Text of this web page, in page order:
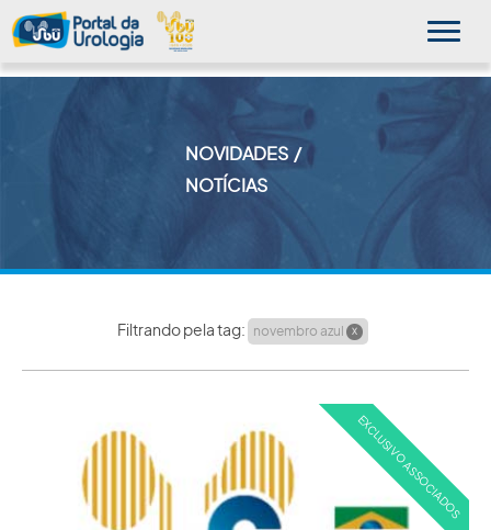
EDUCAÇÃO CONTINUADA
ACADEMIA SBU
NOVIDADES
NOTÍCIAS
Filtrando pela tag: novembro azul X